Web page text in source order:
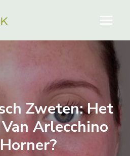
Zweten: Het
Arlecchino